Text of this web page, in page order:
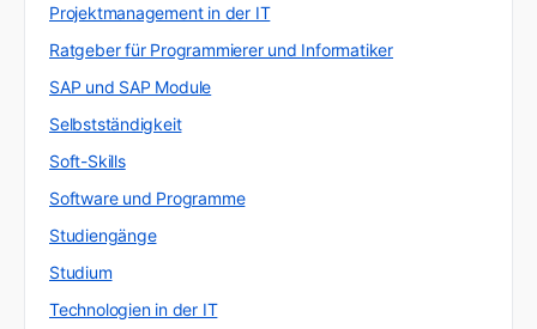
Projektmanagement in der IT
Ratgeber für Programmierer und Informatiker
SAP und SAP Module
Selbstständigkeit
Soft-Skills
Software und Programme
Studiengänge
Studium
Technologien in der IT